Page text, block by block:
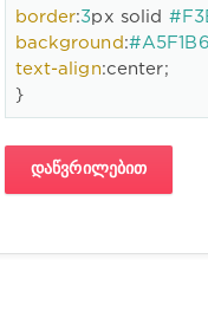
border:3px solid
background :#A5F1B6
text-align:center;
}
ᲓᲐᲬᲕᲠᲘᲚᲔᲑᲘᲗ